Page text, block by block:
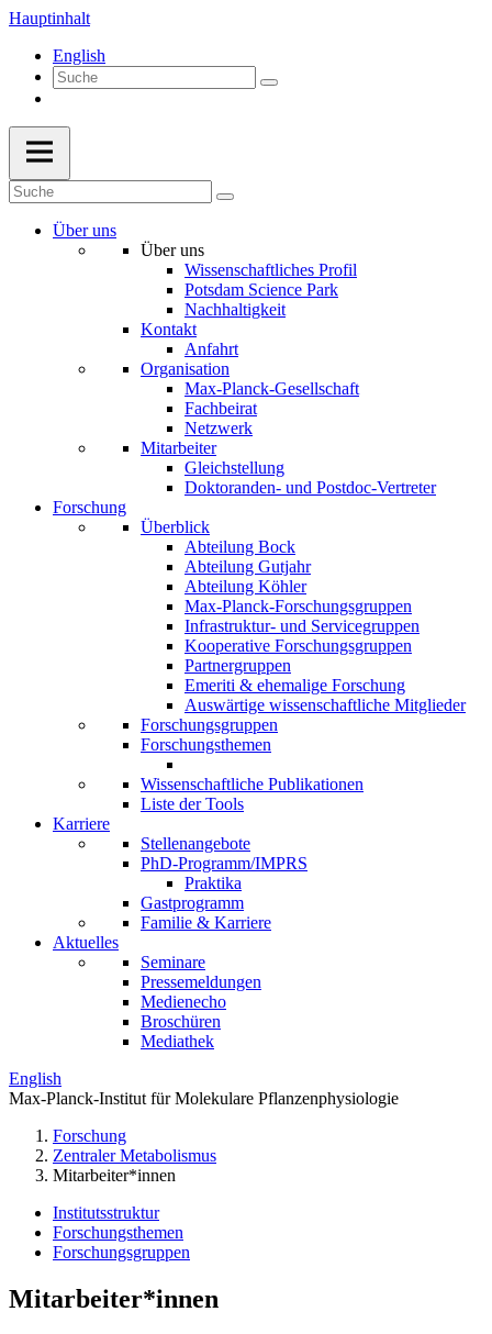
Hauptinhalt
English
Über uns
Über uns
Wissenschaftliches Profil
Potsdam Science Park
Nachhaltigkeit
Kontakt
Anfahrt
Organisation
Max-Planck-Gesellschaft
Fachbeirat
Netzwerk
Mitarbeiter
Gleichstellung
Doktoranden- und Postdoc-Vertreter
Forschung
Überblick
Abteilung Bock
Abteilung Gutjahr
Abteilung Köhler
Max-Planck-Forschungsgruppen
Infrastruktur- und Servicegruppen
Kooperative Forschungsgruppen
Partnergruppen
Emeriti & ehemalige Forschung
Auswärtige wissenschaftliche Mitglieder
Forschungsgruppen
Forschungsthemen
Wissenschaftliche Publikationen
Liste der Tools
Karriere
Stellenangebote
PhD-Programm/IMPRS
Praktika
Gastprogramm
Familie & Karriere
Aktuelles
Seminare
Pressemeldungen
Medienecho
Broschüren
Mediathek
English
Max-Planck-Institut für Molekulare Pflanzenphysiologie
Forschung
Zentraler Metabolismus
Mitarbeiter*innen
Institutsstruktur
Forschungsthemen
Forschungsgruppen
Mitarbeiter*innen